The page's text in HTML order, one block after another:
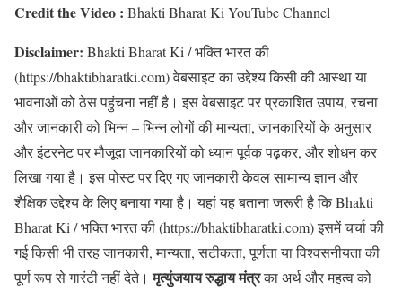
Credit the Video : Bhakti Bharat Ki YouTube Channel
Disclaimer: Bhakti Bharat Ki / भक्ति भारत की
(https://bhaktibharatki.com) वेबसाइट का उद्देश्य किसी की आस्था या
भावनाओं को ठेस पहुंचना नहीं है। इस वेबसाइट पर प्रकाशित उपाय, रचना
और जानकारी को भिन्न – भिन्न लोगों की मान्यता, जानकारियों के अनुसार
और इंटरनेट पर मौजूदा जानकारियों को ध्यान पूर्वक पढ़कर, और शोधन कर
लिखा गया है। इस पोस्ट पर दिए गए जानकारी केवल सामान्य ज्ञान और
शैक्षिक उद्देश्य के लिए बनाया गया है। यहां यह बताना जरूरी है कि Bhakti
Bharat Ki / भक्ति भारत की (https://bhaktibharatki.com) इसमें चर्चा की
गई किसी भी तरह जानकारी, मान्यता, सटीकता, पूर्णता या विश्वसनीयता की
पूर्ण रूप से गारंटी नहीं देते।मृत्युंजयाय रुद्धाय मंत्रका अर्थ और महत्व को